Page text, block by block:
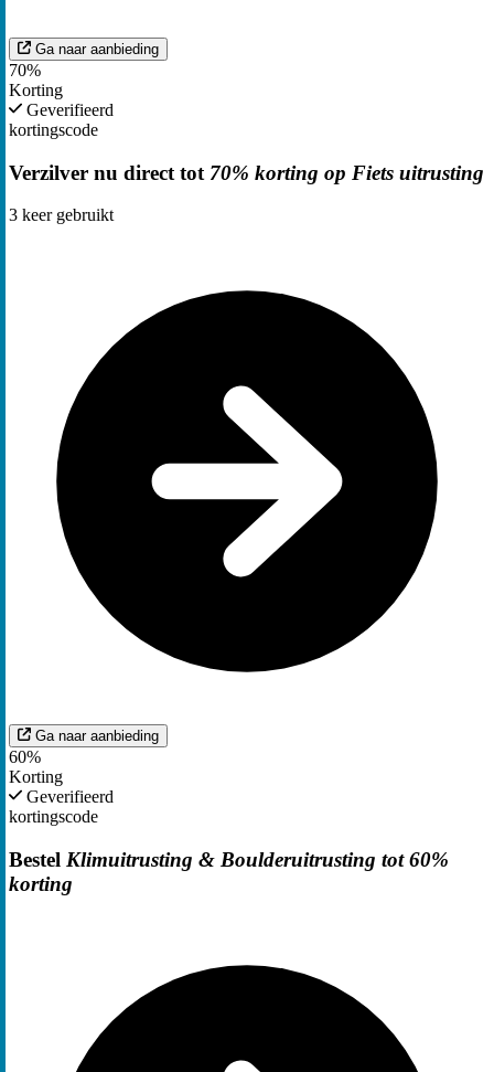
Ga naar aanbieding
70%
Korting
Geverifieerd
kortingscode
Verzilver nu direct tot 70% korting op Fiets uitrusting
3 keer gebruikt
Ga naar aanbieding
60%
Korting
Geverifieerd
kortingscode
Bestel Klimuitrusting & Boulderuitrusting tot 60%
korting